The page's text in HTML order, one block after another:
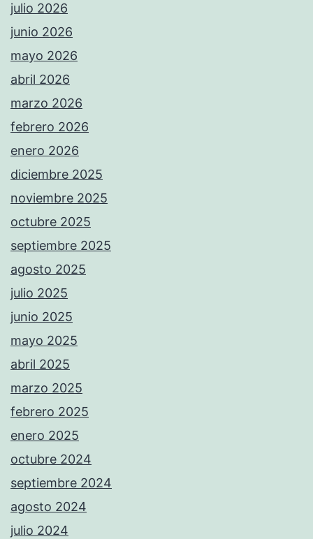
julio 2026
junio 2026
mayo 2026
abril 2026
marzo 2026
febrero 2026
enero 2026
diciembre 2025
noviembre 2025
octubre 2025
septiembre 2025
agosto 2025
julio 2025
junio 2025
mayo 2025
abril 2025
marzo 2025
febrero 2025
enero 2025
octubre 2024
septiembre 2024
agosto 2024
julio 2024